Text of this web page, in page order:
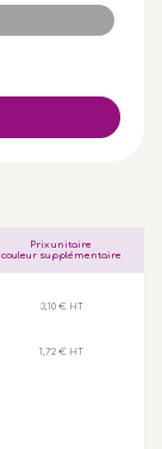
Prix unitaire
couleur supplémentaire
3,10 € HT
1,72 € HT